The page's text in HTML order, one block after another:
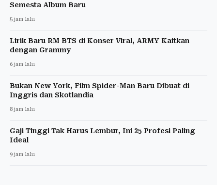
Semesta Album Baru
5 jam lalu
Lirik Baru RM BTS di Konser Viral, ARMY Kaitkan
dengan Grammy
6 jam lalu
Bukan New York, Film Spider-Man Baru Dibuat di
Inggris dan Skotlandia
8 jam lalu
Gaji Tinggi Tak Harus Lembur, Ini 25 Profesi Paling
Ideal
9 jam lalu